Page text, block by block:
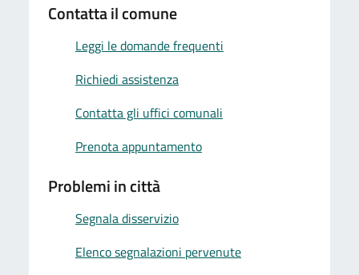
Contatta il comune
Leggi le domande frequenti
Richiedi assistenza
Contatta gli uffici comunali
Prenota appuntamento
Problemi in città
Segnala disservizio
Elenco segnalazioni pervenute